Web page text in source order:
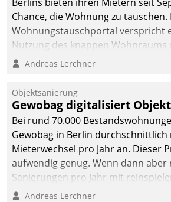
Chance, die Wohnung zu tauschen.
Wohnungstauschportal verspricht
Nutzung des knappen Wohnraums
Anwendungsfall für Datatrains
Unternehmen.
Andreas Lerchner
Objektsanierung
Gewobag digitalisiert
Bei rund 70.000
Gewobag in Berlin durchschnittlich
Mieterwechsel pro Jahr an. Dieser
aufwendig genug. Wenn dann aber
Sanierungen pro Jahr mit
Betreuungs- und
Andreas Lerchner